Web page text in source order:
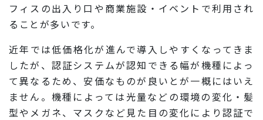
フィスの出入り口や商業施設・イベントで利用され
ることが多いです。
近年では低価格化が進んで導入しやすくなってきま
したが、認証システムが認知できる幅が機種によっ
て異なるため、安価なものが良いとが一概にはいえ
ません。機種によっては光量などの環境の変化・髪
型やメガネ、マスクなど見た目の変化により認証で